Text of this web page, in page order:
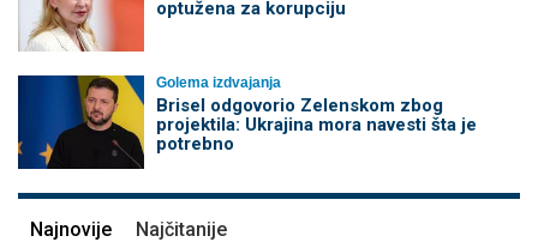
optužena za korupciju
Golema izdvajanja
Brisel odgovorio Zelenskom zbog
projektila: Ukrajina mora navesti šta je
potrebno
Najnovije Najčitanije